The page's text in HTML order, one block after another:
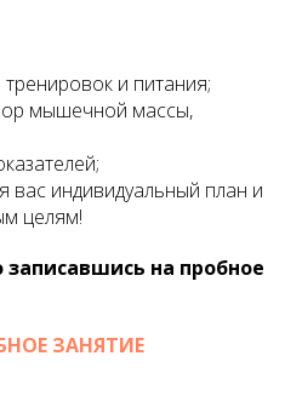
и питания;
мышечной массы,
вас индивидуальный план и
целям!
на пробное
ЗАНЯТИЕ